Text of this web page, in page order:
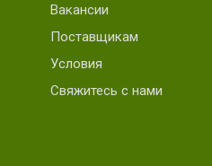
Вакансии
Поставщикам
Условия
Свяжитесь с нами